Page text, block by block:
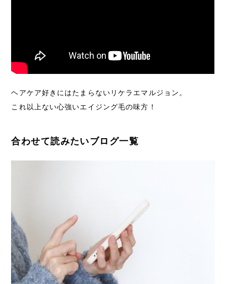
ヘアケア好きにはたまらないリケラエマルジョン。
これ以上ない心強いエイジング毛の味方！
合わせて読みたいブログ一覧